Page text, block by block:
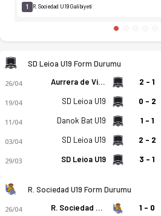
1 R. Sociedad U19 Galibiyeti
SD Leioa U19 Form Durumu
26/04 Aurrera de Vitoria U19 2 - 1
19/04 SD Leioa U19 0 - 2
11/04 Danok Bat U19 1 - 1
03/04 SD Leioa U19 2 - 2
29/03 SD Leioa U19 3 - 1
R. Sociedad U19 Form Durumu
26/04 R. Sociedad U19 1 - 0